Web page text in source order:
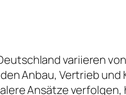
variieren
Anbau, Vertrieb
Ansätze